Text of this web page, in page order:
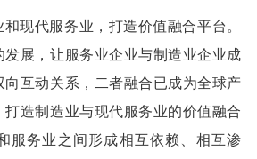
现代服务业，打造价值融合平台。
发展，让服务业企业与制造业企业成
向互动关系，二者融合已成为全球产
打造制造业与现代服务业的价值融合
服务业之间形成相互依赖、相互渗